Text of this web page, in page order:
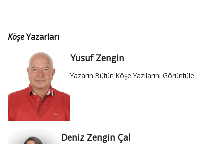
KöşeYazarları
Yusuf Zengin
Yazarın Bütün Köşe Yazılarını Görüntüle
Deniz Zengin Çal